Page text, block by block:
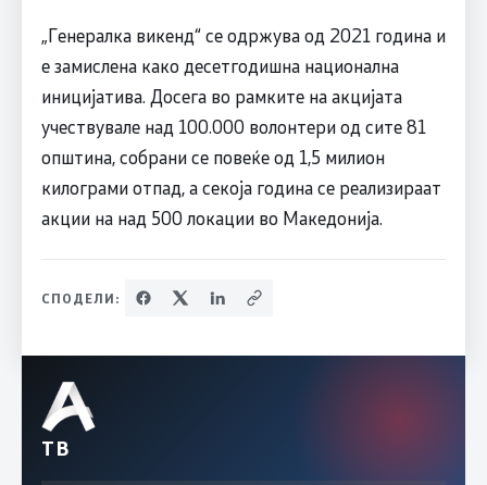
„Генералка викенд“ се одржува од 2021 година и
е замислена како десетгодишна национална
иницијатива. Досега во рамките на акцијата
учествувале над 100.000 волонтери од сите 81
општина, собрани се повеќе од 1,5 милион
килограми отпад, а секоја година се реализираат
акции на над 500 локации во Македонија.
СПОДЕЛИ:
ТВ